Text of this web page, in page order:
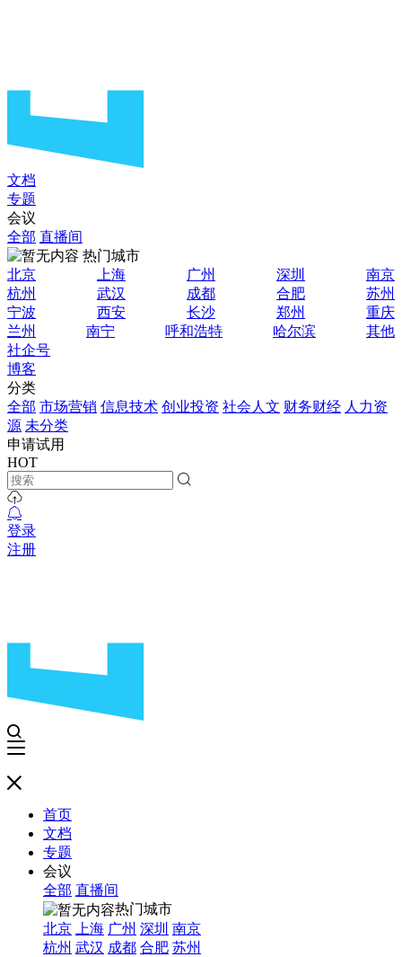
文档
专题
会议
全部 直播间
热门城市
北京
上海 广州 深圳
南京
杭州
武汉 成都 合肥
苏州
宁波
西安 长沙 郑州
重庆
兰州
南宁 呼和浩特 哈尔滨
其他
社企号
博客
分类
全部 市场营销 信息技术 创业投资 社会人文 财务财经 人力资
源 未分类
申请试用
HOT
登录
注册
首页
文档
专题
会议
全部 直播间
热门城市
北京
上海 广州 深圳 南京
杭州 武汉 成都 合肥 苏州